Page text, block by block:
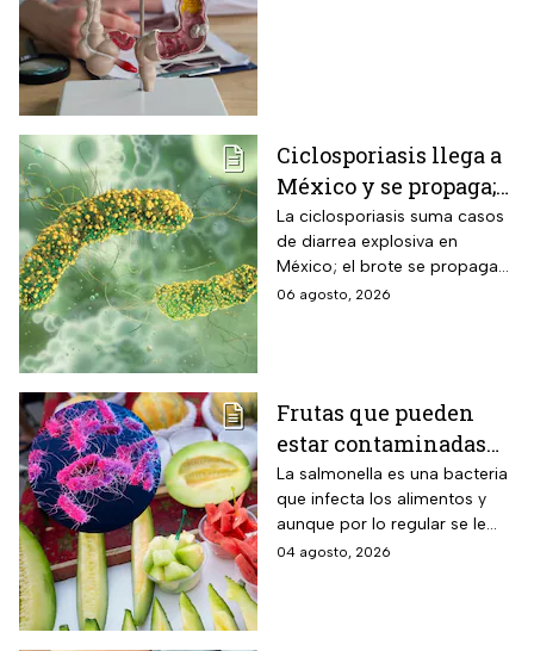
Ciclosporiasis llega a
México y se propaga;
activan protocolos
para revisar frutas y
verduras
La ciclosporiasis suma casos
de diarrea explosiva en
México; el brote se propaga
en el territorio nacional
06 agosto, 2026
Frutas que pueden
estar contaminadas
de salmonella y cómo
protegerte del
contagio
La salmonella es una bacteria
que infecta los alimentos y
aunque por lo regular se le
relaciona con el huevo,
04 agosto, 2026